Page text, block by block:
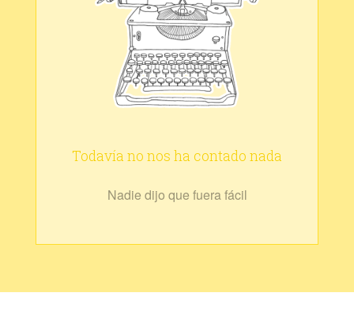
Todavía no nos ha contado nada
Nadie dijo que fuera fácil